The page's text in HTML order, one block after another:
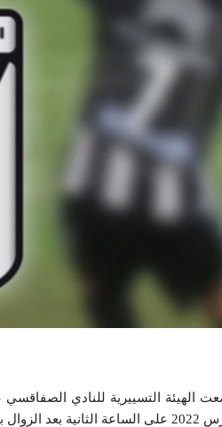
بملعب الطيب المهيري بصفاقس.